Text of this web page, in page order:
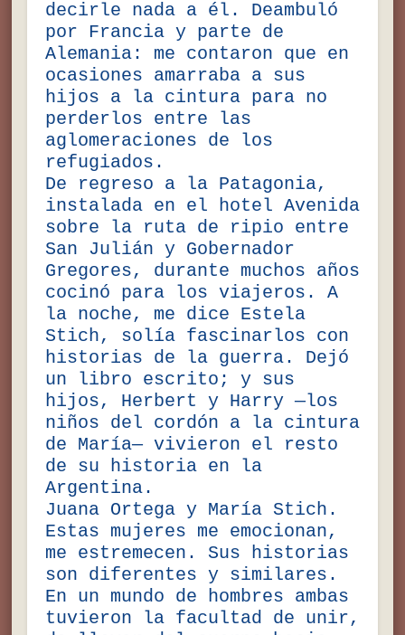
decirle nada a él. Deambuló
por Francia y parte de
Alemania: me contaron que en
ocasiones amarraba a sus
hijos a la cintura para no
perderlos entre las
aglomeraciones de los
refugiados.
De regreso a la Patagonia,
instalada en el hotel Avenida
sobre la ruta de ripio entre
San Julián y Gobernador
Gregores, durante muchos años
cocinó para los viajeros. A
la noche, me dice Estela
Stich, solía fascinarlos con
historias de la guerra. Dejó
un libro escrito; y sus
hijos, Herbert y Harry —los
niños del cordón a la cintura
de María— vivieron el resto
de su historia en la
Argentina.
Juana Ortega y María Stich.
Estas mujeres me emocionan,
me estremecen. Sus historias
son diferentes y similares.
En un mundo de hombres ambas
tuvieron la facultad de unir,